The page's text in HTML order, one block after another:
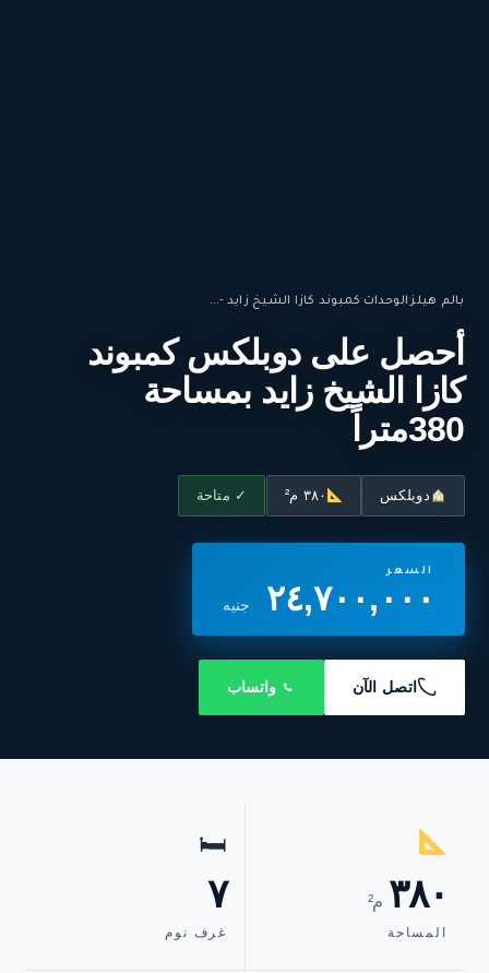
بالم هيلز·الوحدات·كمبوند كازا الشيخ زايد -...
أحصل على دوبلكس كمبوند
كازا الشيخ زايد بمساحة
380متراً
دوبلكس ٣٨٠ م² ✓ متاحة
السعر
٢٤,٧٠٠,٠٠٠ جنيه
اتصل الآن واتساب
٣٨٠ م²
المساحة
🛏
٧
غرف نوم